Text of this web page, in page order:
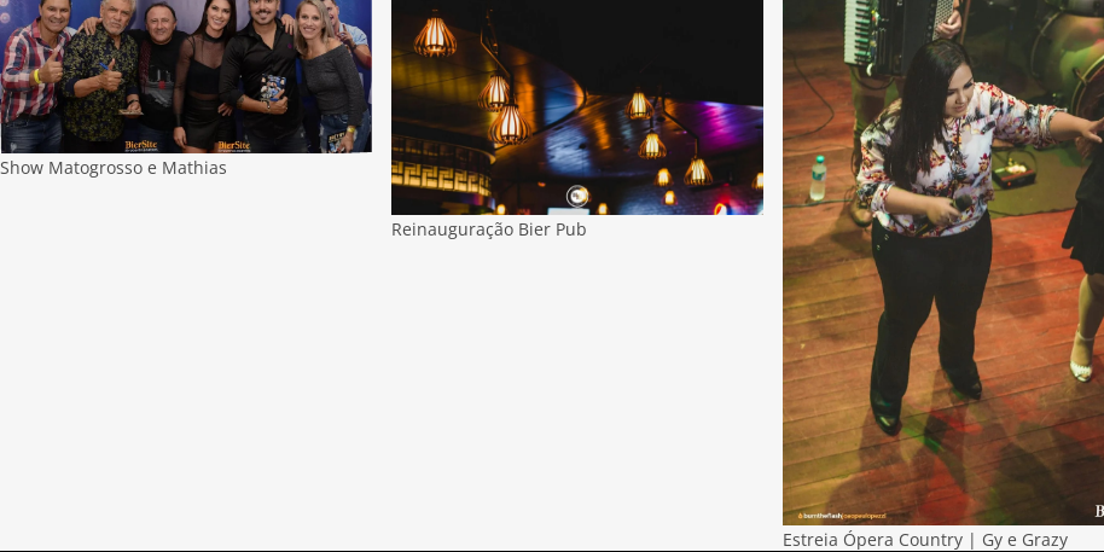
Show Matogrosso e Mathias
Reinauguração Bier Pub
Estreia Ópera Country | Gy e Grazy